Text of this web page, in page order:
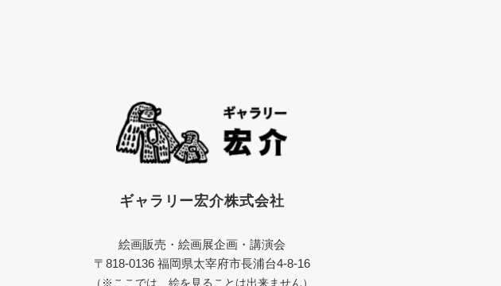
ギャラリー宏介株式会社
絵画販売・絵画展企画・講演会
〒818-0136 福岡県太宰府市長浦台4-8-16
（※ここでは、絵を見ることは出来ません）